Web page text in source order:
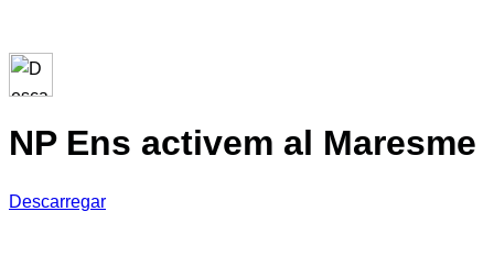
NP Ens activem al Maresme
Descarregar